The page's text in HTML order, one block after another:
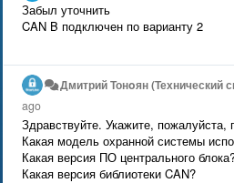
Забыл уточнить
CAN B подключен по варианту 2
Дмитрий Тонoян (Технический
ago
Здравствуйте. Укажите, пожалуйста,
Какая модель охранной системы
Какая версия ПО центрального
Какая версия библиотеки CAN?